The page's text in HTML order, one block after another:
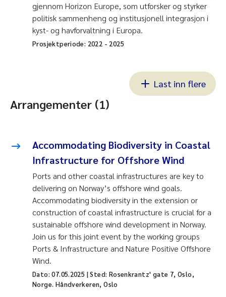
gjennom Horizon Europe, som utforsker og styrker
politisk sammenheng og institusjonell integrasjon i
kyst- og havforvaltning i Europa.
Prosjektperiode: 2022 - 2025
Last inn flere
Arrangementer (1)
Accommodating Biodiversity in Coastal
Infrastructure for Offshore Wind
Ports and other coastal infrastructures are key to
delivering on Norway’s offshore wind goals.
Accommodating biodiversity in the extension or
construction of coastal infrastructure is crucial for a
sustainable offshore wind development in Norway.
Join us for this joint event by the working groups
Ports & Infrastructure and Nature Positive Offshore
Wind.
Dato:07.05.2025 | Sted: Rosenkrantz' gate 7, Oslo,
Norge. Håndverkeren, Oslo